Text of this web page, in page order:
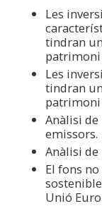
Les
tindran
patrimoni
Les
tindran
patrimoni
Anàlisi
emissors.
Anàlisi de
El fons
Unió